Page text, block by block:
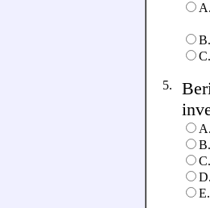
A.
B.
C.
5.
A.
B.
C.
D.
E.